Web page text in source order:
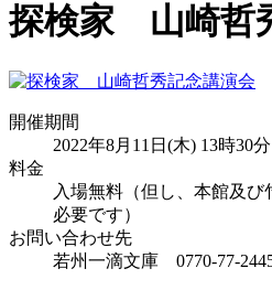
探検家 山崎哲
開催期間
2022年8月11日(木) 13時30分
料金
入場無料（但し、本館及
必要です）
お問い合わせ先
若州一滴文庫 0770-77-